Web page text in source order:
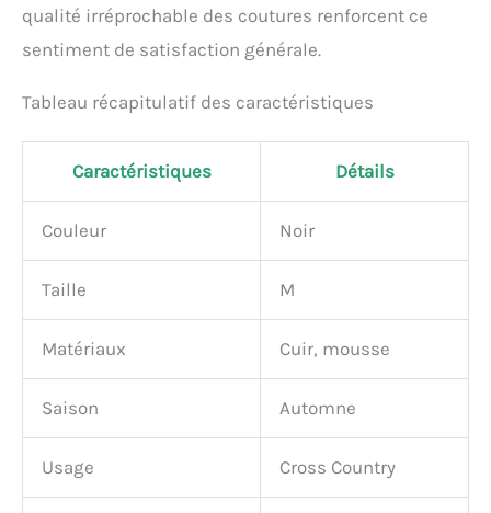
qualité irréprochable des coutures renforcent ce
sentiment de satisfaction générale.
Tableau récapitulatif des caractéristiques
Caractéristiques Détails
Couleur Noir
Taille M
Matériaux Cuir, mousse
Saison Automne
Usage Cross Country